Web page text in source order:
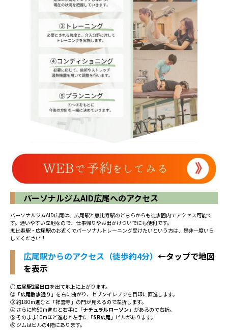
パーソナルジムAID広尾へのアクセス
パーソナルジムAID広尾は、広尾駅と恵比寿駅のどちらからも徒歩圏内でアクセス可能で
す。通いやすい立地なので、仕事帰りやお出かけついでにも便利です。
恵比寿駅・広尾駅のお近くでパーソナルトレーニング受けたいという方は、是非一度いら
してください！
広尾駅からのアクセス（徒歩約4分） ←タップで地図
を表示
① 広尾駅2番出口を出て地上に上がります。
②「広尾散歩通り 」を右に曲がり、セブンイレブンを目印に直進します。
③ 約180m進むと「祥雲寺」の門が見えるので左折します。
④ さらに約50m進むと右手に「ナチュラルローソン 」があるので右折。
⑤ そのまま10mほど進むと左手に「SR広尾 」ビルがあります。
⑥ ジムはビルの4階にあります。